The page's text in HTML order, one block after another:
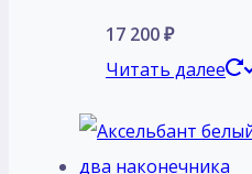
17 200₽
Читать далее